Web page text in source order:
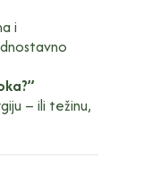
i
– ili težinu,